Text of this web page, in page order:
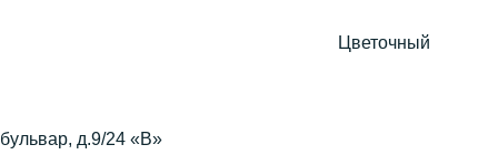
Цветочный
бульвар, д.9/24 «В»